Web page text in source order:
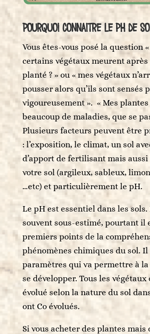
Pourquoi connaitre le pH de
Vous êtes-vous posé la question
certains végétaux meurent après
planté ? » ou « mes végétaux
pousser alors qu’ils sont sensés
vigoureusement ». « Mes
beaucoup de maladies, que se
Plusieurs facteurs peuvent être
: l’exposition, le climat, un sol
d’apport de fertilisant mais
votre sol (argileux, sableux,
…etc) et particulièrement le pH.
Le pH est essentiel dans les
souvent sous-estimé, pourtant il
premiers points de la
phénomènes chimiques du sol. Il
paramètres qui va permettre à la
se développer. Tous les végétaux
évolué selon la nature du sol
ont Co évolués.
Si vous acheter des plantes mais